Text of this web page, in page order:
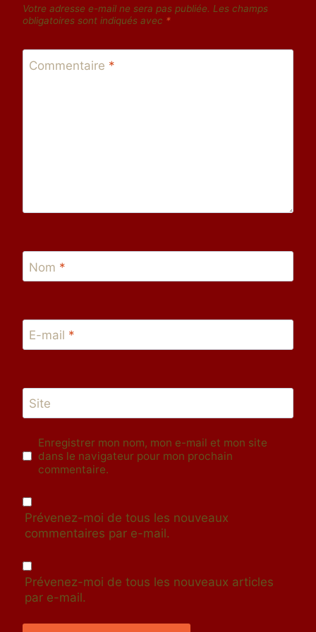
Votre adresse e-mail ne sera pas publiée. Les champs
obligatoires sont indiqués avec *
Commentaire *
Nom *
E-mail *
Site
Enregistrer mon nom, mon e-mail et mon site
dans le navigateur pour mon prochain
commentaire.
Prévenez-moi de tous les nouveaux
commentaires par e-mail.
Prévenez-moi de tous les nouveaux articles
par e-mail.